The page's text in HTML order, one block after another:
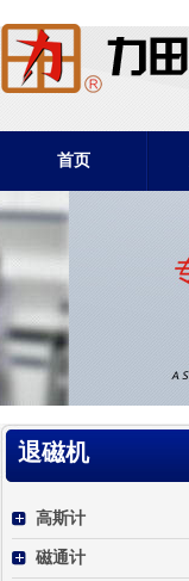
首页
退磁机
高斯计
磁通计